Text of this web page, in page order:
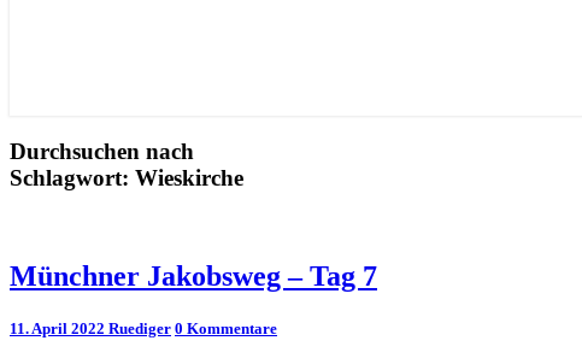
Durchsuchen nach
Schlagwort: Wieskirche
Münchner
Jakobsweg
Tag
Münchner Jakobsweg – Tag 7
11. April 2022 Ruediger Kommentare
0 Kommentare